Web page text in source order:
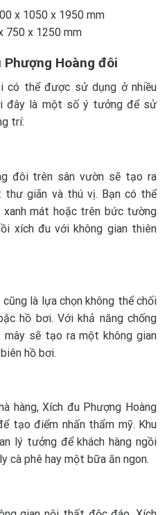
x 1050 x 1950 mm
750 x 1250 mm
Hoàng đôi
có thể được sử dụng ở nhiều
đây là một số ý tưởng để sử
trí:
đôi trên sân vườn sẽ tạo ra
giãn và thú vị. Bạn có thể
mát hoặc trên bức tường
xích đu với không gian thiên
là lựa chọn không thể chối
hồ bơi. Với khả năng chống
mây sẽ tạo ra một không gian
hồ bơi.
hàng, Xích đu Phượng Hoàng
tạo điểm nhấn thẩm mỹ. Khu
lý tưởng để khách hàng ngồi
cà phê hay một bữa ăn ngon.